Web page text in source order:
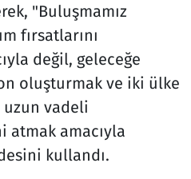
"Buluşmamız
fırsatlarını
değil, geleceğe
oluşturmak ve iki ülke
uzun vadeli
amacıyla
kullandı.